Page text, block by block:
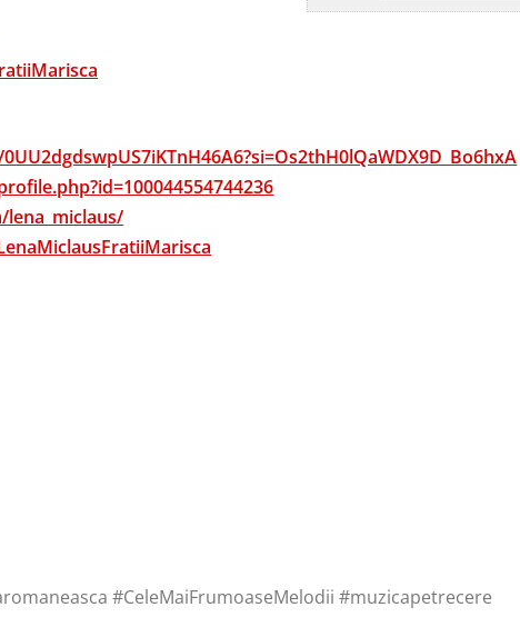
#CeleMaiFrumoaseMelodii #muzicapetrecere